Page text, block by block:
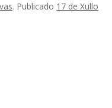
. Publicado 17 de Xullo